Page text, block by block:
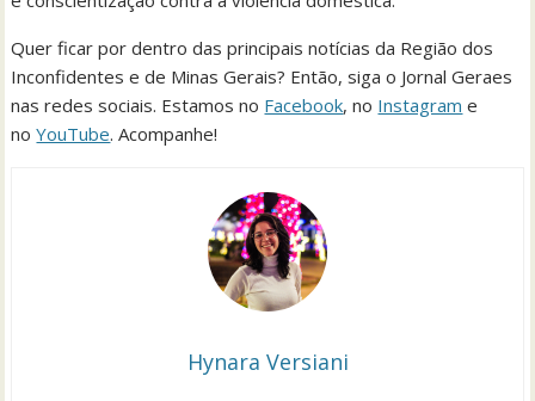
Quer ficar por dentro das principais notícias da Região dos
Inconfidentes e de Minas Gerais? Então, siga o Jornal Geraes
nas redes sociais. Estamos no Facebook, no Instagram e
noYouTube. Acompanhe!
Hynara Versiani